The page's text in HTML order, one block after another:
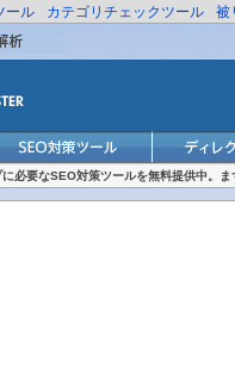
ール カテゴリチェックツール 被
必要なSEO対策ツールを無料提供中。ま